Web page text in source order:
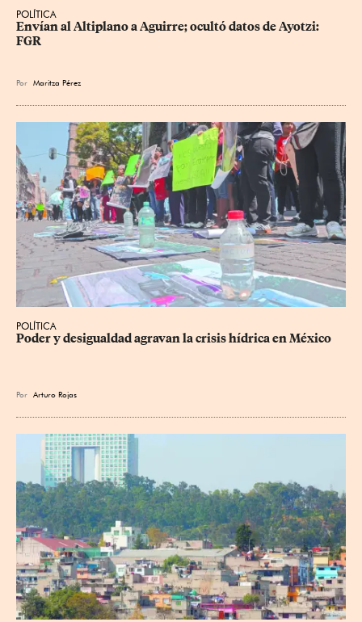
POLÍTICA
Envían al Altiplano a Aguirre; ocultó datos de Ayotzi:
FGR
Por Maritza Pérez
POLÍTICA
Poder y desigualdad agravan la crisis hídrica en México
Por Arturo Rojas